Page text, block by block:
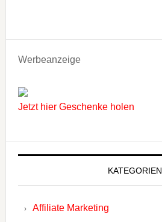
Werbeanzeige
Jetzt hier Geschenke holen
KATEGORIEN
Affiliate Marketing